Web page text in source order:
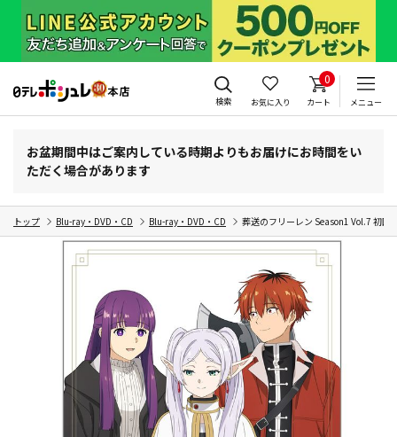
検索 お気に入り
0
カート メニュー
お盆期間中はご案内している時期よりもお届けにお時間をい
ただく場合があります
トップ Blu-ray・DVD・CD Blu-ray・DVD・CD 葬送のフリーレン Season1 Vol.7 初回